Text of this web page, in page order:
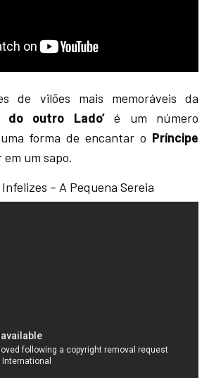
de vilões mais memoráveis ​​da
do outro Lado’é um número
forma de encantar o Príncipe
um sapo.
– A Pequena Sereia